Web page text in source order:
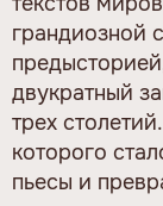
грандиозной
двукратный
трех
которого
пьесы и